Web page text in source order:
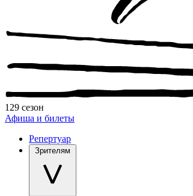
129 сезон
Афиша и билеты
Репертуар
Зрителям